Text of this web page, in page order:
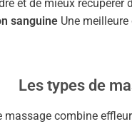
et de mieux récupérer
sanguine Une
Les types de
massage combine